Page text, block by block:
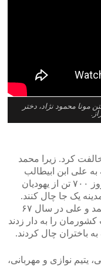
مونا محمود نژاد، دختر
‎در این جا نیز باید با گفتار آقای نوریزاده مخالفت کرد‫.‬ زیرا محمد
علی ابن ابیطالب
همانگونه که به دستور خمینی جانشین محمد و علی در سال ۶۷
را به دار زدند
باختران چال کردند‫.‬
یتیم نوازی و مهربانی،